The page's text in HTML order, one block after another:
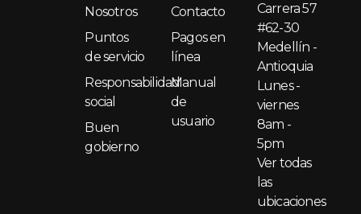
Nosotros
Puntos
de servicio
Responsabilidad
social
Buen
gobierno
Contacto
Pagos en
línea
Manual
de
usuario
Carrera 57
#62-30
Medellín -
Antioquia
Lunes -
viernes
8am -
5pm
Ver todas
las
ubicaciones